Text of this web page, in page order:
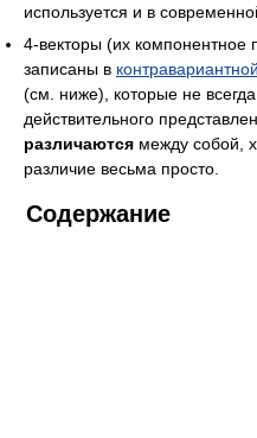
используется и в
4-векторы (их компонентное
записаны в
(см. ниже), которые не
действительного
различаются между собой,
различие весьма просто.
Содержание